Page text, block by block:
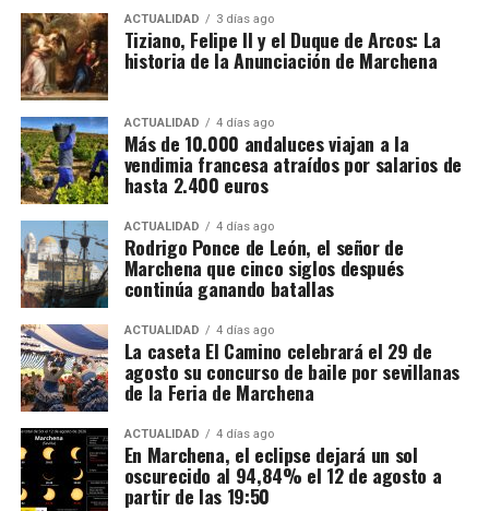
Mientras unos sectores eran demolidos por
considerarse obstáculos para el desarrollo urbano,
otros quedaban incorporados a las nuevas
construcciones.
La dimensión del trabajo policial y tributario queda
reflejada en otro dato: los investigadores analizaron
movimientos relacionados con 173 cuentas
bancarias. A partir de esa documentación detectaron
importantes volúmenes de alcohol procedentes de
depósitos fiscales de otros países de la Unión
Europea, principalmente Países Bajos y Portugal,
destinados posteriormente a depósitos fiscales
españoles.
El mecanismo investigado aprovechaba el régimen
fiscal aplicable a este tipo de mercancías. Las
bebidas eran introducidas mediante empresas que la
investigación denomina “introductoras” y circulaban
en determinadas fases bajo un régimen suspensivo
de IVA e impuestos especiales. Después se sucedían
transmisiones de la mercancía entre diferentes
sociedades instrumentales dentro de los depósitos
fiscales.
ACTUALIDAD 3 días ago
Tiziano, Felipe II y el Duque de Arcos: La
historia de la Anunciación de Marchena
ACTUALIDAD 4 días ago
Más de 10.000 andaluces viajan a la
vendimia francesa atraídos por salarios de
hasta 2.400 euros
ACTUALIDAD 4 días ago
Rodrigo Ponce de León, el señor de
Marchena que cinco siglos después
continúa ganando batallas
ACTUALIDAD 4 días ago
La caseta El Camino celebrará el 29 de
agosto su concurso de baile por sevillanas
de la Feria de Marchena
ACTUALIDAD 4 días ago
En Marchena, el eclipse dejará un sol
oscurecido al 94,84% el 12 de agosto a
partir de las 19:50